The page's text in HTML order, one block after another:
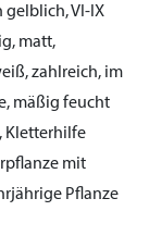
gelblich, VI-IX
matt,
zahlreich, im
mäßig feucht
Kletterhilfe
mit
Pflanze